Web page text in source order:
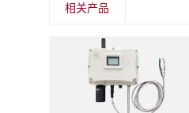
相关产品